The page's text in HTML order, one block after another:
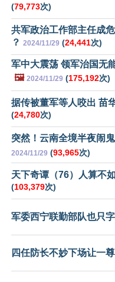
(79,773次)
共军政治工作部主任成
？ 2024/11/29 (24,441次)
军中大震荡 领军治国无
🖼️ 2024/11/29 (175,192次)
据传被董军等人咬出 苗
(24,780次)
突然！云南全境半夜闹
2024/11/29 (93,965次)
天下奇谭（76）人算不
(103,379次)
军委西宁联勤部队也只
四任防长不妙下场让一